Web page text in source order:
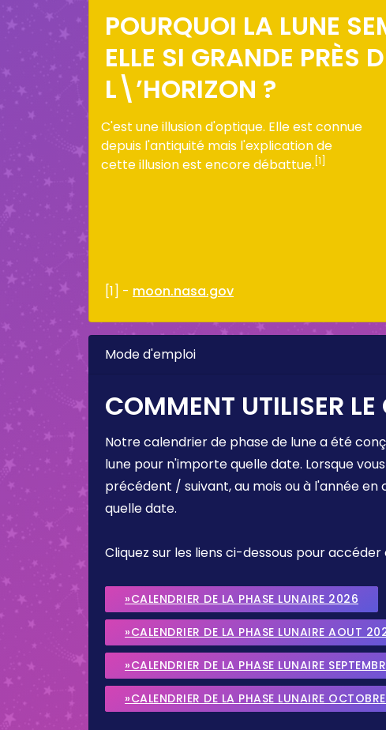
POURQUOI LA LUNE
ELLE SI GRANDE PRÈS
L\’HORIZON ?
C'est une illusion d'optique. Elle est connue
depuis l'antiquité mais l'explication de
cette illusion est encore débattue. [1]
[1] - moon.nasa.gov
Mode d'emploi
COMMENT UTILISER
Notre calendrier de phase de lune a été
lune pour n'importe quelle date. Lorsque
précédent / suivant, au mois ou à l'année
quelle date.
Cliquez sur les liens ci-dessous pour
»CALENDRIER DE LA PHASE LUNAIRE 2026
»CALENDRIER DE LA PHASE LUNAIRE AOUT
»CALENDRIER DE LA PHASE LUNAIRE
»CALENDRIER DE LA PHASE LUNAIRE